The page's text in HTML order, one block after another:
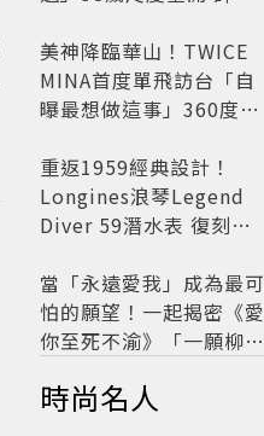
美神降臨華山！TWICE
MINA首度單飛訪台「自
曝最想做這事」360度0
開
重返1959經典設計！
Longines浪琴Legend
Diver 59潛水表 復刻懷
當「永遠愛我」成為最可
怕的願望！一起揭密《愛
你至死不渝》「一願柳」
路
時尚名人